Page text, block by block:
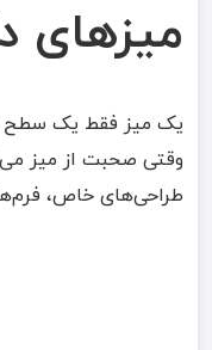
میزهای
یک میز فقط یک سطح
وقتی صحبت از میز
طراحی‌های خاص،